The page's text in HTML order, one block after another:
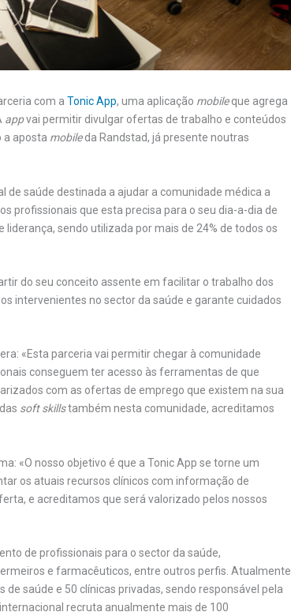
com a Tonic App, uma aplicação mobileque agrega
appvai permitir divulgar ofertas de trabalho e conteúdos
a aposta mobileda Randstad, já presente noutras
de saúde destinada a ajudar a comunidade médica a
profissionais que esta precisa para o seu dia-a-dia de
sendo utilizada por mais de 24% de todos os
do seu conceito assente em facilitar o trabalho dos
intervenientes no sector da saúde e garante cuidados
«Esta parceria vai permitir chegar à comunidade
conseguem ter acesso às ferramentas de que
com as ofertas de emprego que existem na sua
soft skillstambém nesta comunidade, acreditamos
«O nosso objetivo é que a Tonic App se torne um
os atuais recursos clínicos com informação de
e acreditamos que será valorizado pelos nossos
de profissionais para o sector da saúde,
e farmacêuticos, entre outros perfis. Atualmente
saúde e 50 clínicas privadas, sendo responsável pela
recruta anualmente mais de 100